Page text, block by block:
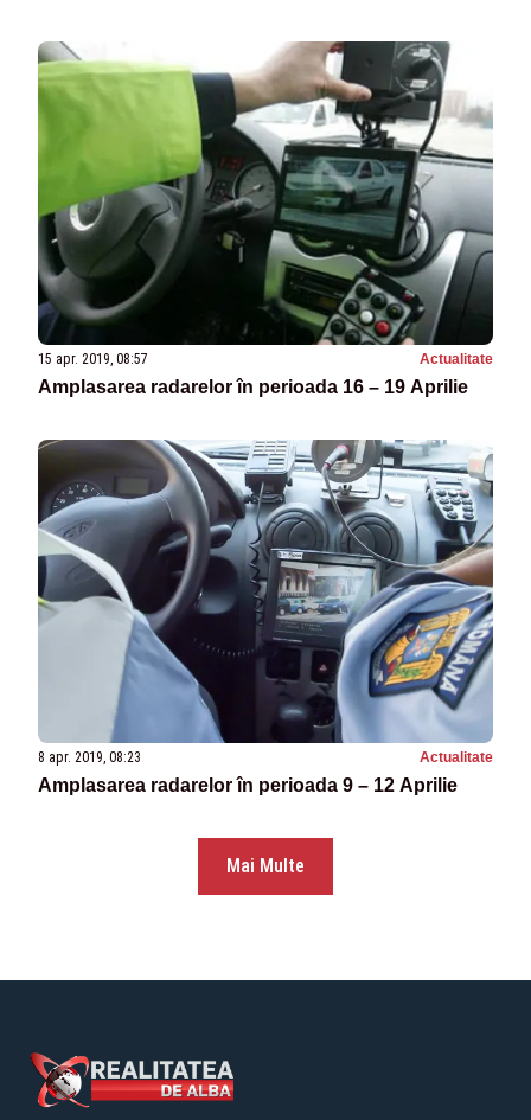
15 apr. 2019, 08:57 Actualitate
Amplasarea radarelor în perioada 16 – 19 Aprilie
8 apr. 2019, 08:23 Actualitate
Amplasarea radarelor în perioada 9 – 12 Aprilie
Mai Multe